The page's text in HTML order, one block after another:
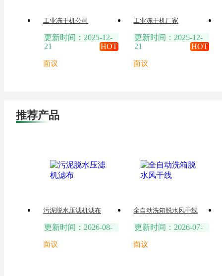
工业冻干机公司
更新时间：2025-12-
21
HOT
面议
工业冻干机厂家
更新时间：2025-12-
21
HOT
面议
推荐产品
污泥脱水压滤机滤布
更新时间：2026-08-
面议
全自动洗箱脱水风干线
更新时间：2026-07-
面议